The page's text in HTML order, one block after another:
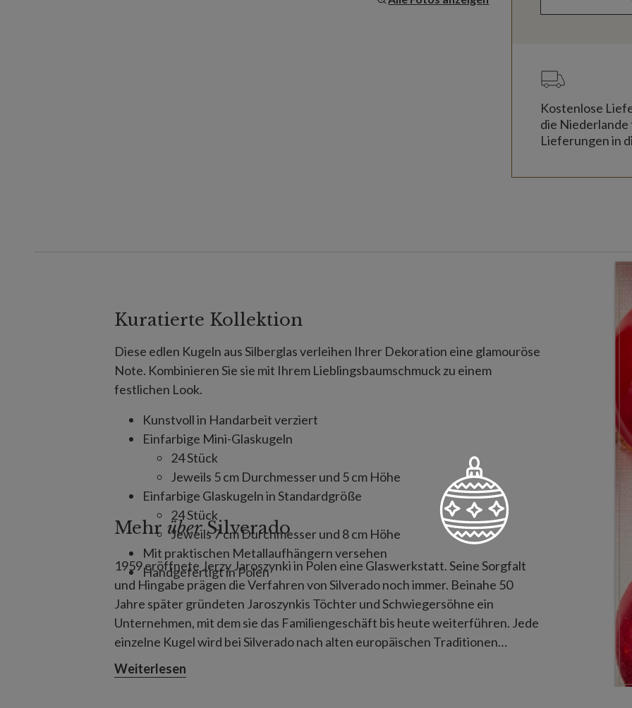
Kostenlose
die
Lieferungen in
Kuratierte Kollektion
Diese edlen Kugeln aus Silberglas verleihen Ihrer Dekoration eine glamouröse
Note. Kombinieren Sie sie mit Ihrem Lieblingsbaumschmuck zu einem
festlichen Look.
Kunstvoll in Handarbeit verziert
Einfarbige Mini-Glaskugeln
24 Stück
Jeweils 5 cm Durchmesser und 5 cm Höhe
Einfarbige Glaskugeln in Standardgröße
24 Stück
Jeweils 7 cm Durchmesser und 8 cm Höhe
Mit praktischen Metallaufhängern versehen
Handgefertigt in Polen
Mehr überSilverado
1959 eröffnete Jerzy Jaroszynki in Polen eine Glaswerkstatt. Seine Sorgfalt
und Hingabe prägen die Verfahren von Silverado noch immer. Beinahe 50
Jahre später gründeten Jaroszynkis Töchter und Schwiegersöhne ein
Unternehmen, mit dem sie das Familiengeschäft bis heute weiterführen. Jede
einzelne Kugel wird bei Silverado nach alten europäischen Traditionen
gefertigt, indem Glas in eine metallene Form geblasen wird, die dann im
Inneren mit Silber ummantelt wird. Anschließend werden die Kugeln sorgfältig
Weiterlesen